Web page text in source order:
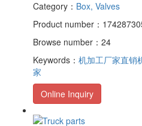
Category： Box, Valves
Product number：
Browse number：24
Keywords： 机加工厂家直销
家
Online Inquiry